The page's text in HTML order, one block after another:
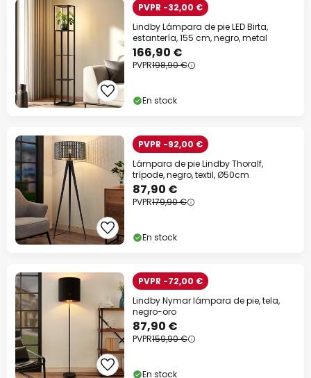
PVPR -32,00 €
Lindby Lámpara de pie LED Birta,
estantería, 155 cm, negro, metal
166,90 €
PVPR198,90 €
En stock
PVPR -92,00 €
Lámpara de pie Lindby Thoralf,
trípode, negro, textil, Ø50cm
87,90 €
PVPR179,90 €
En stock
PVPR -72,00 €
Lindby Nymar lámpara de pie, tela,
negro-oro
87,90 €
PVPR159,90 €
En stock